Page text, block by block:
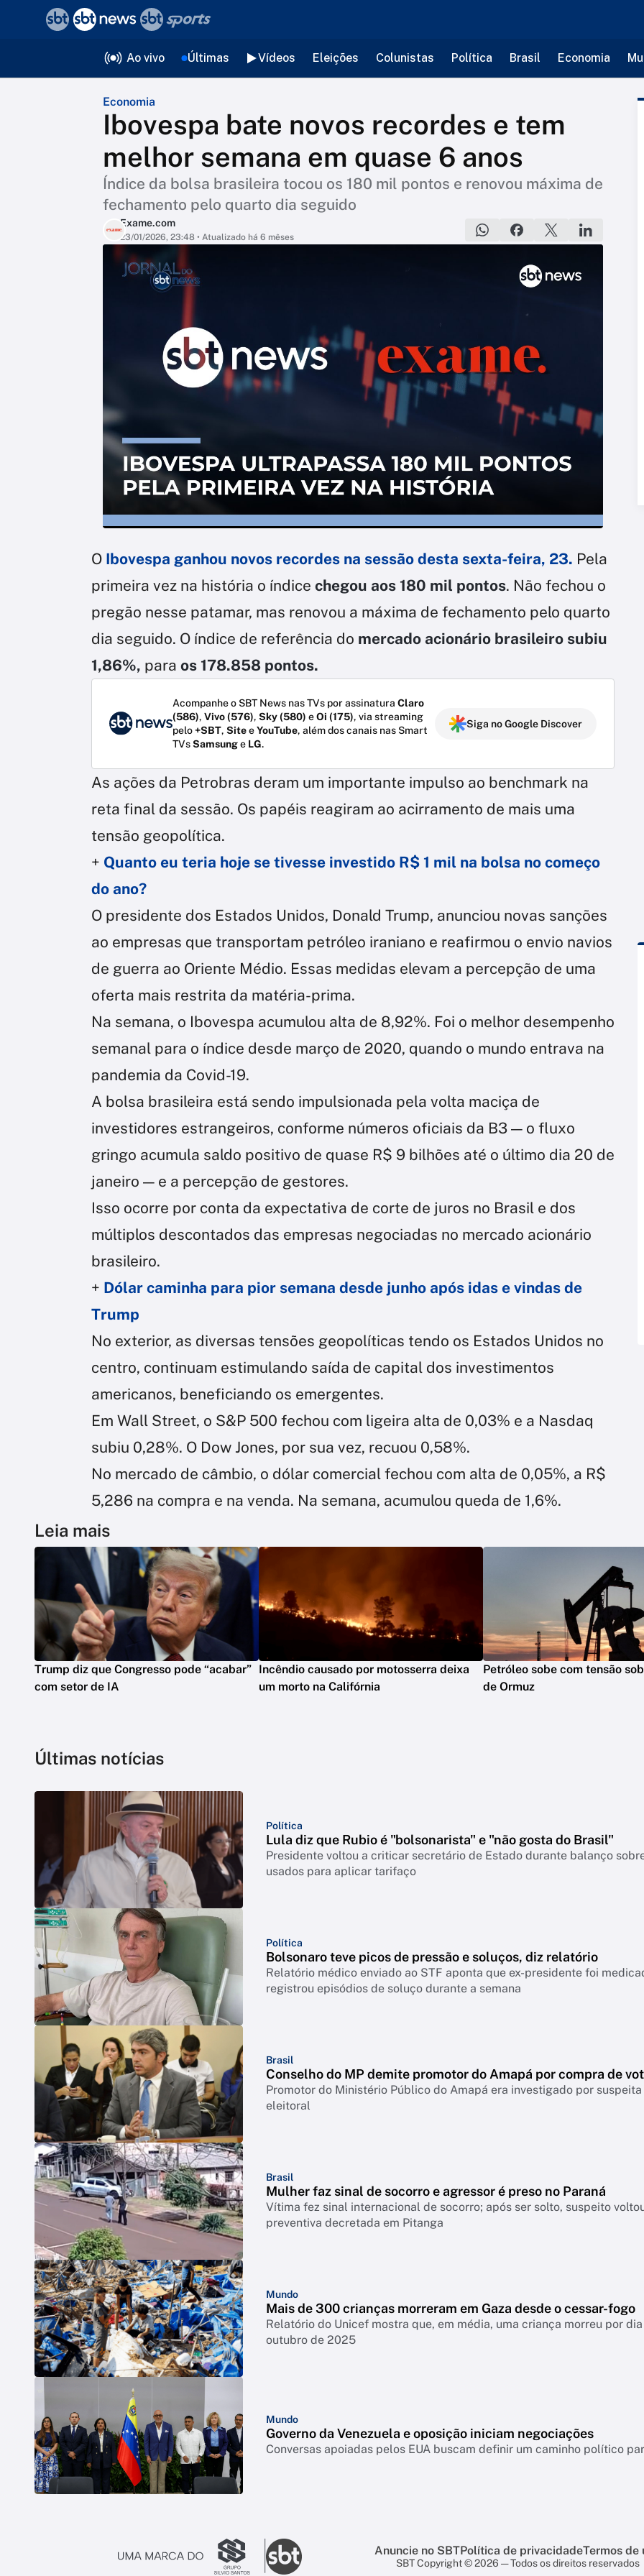
Ao vivo Últimas Vídeos Eleições Colunistas Política Brasil Economia
Economia
Ibovespa bate novos recordes e tem
melhor semana em quase 6 anos
Índice da bolsa brasileira tocou os 180 mil pontos e renovou máxima de
fechamento pelo quarto dia seguido
Exame.com
23/01/2026, 23:48 • Atualizado há 6 mêses
O Ibovespa ganhou novos recordes na sessão desta sexta-feira, 23. Pela
primeira vez na história o índice chegou aos 180 mil pontos. Não fechou o
pregão nesse patamar, mas renovou a máxima de fechamento pelo quarto
dia seguido. O índice de referência do mercado acionário brasileiro subiu
1,86%, para os 178.858 pontos.
Acompanhe o SBT News nas TVs por assinatura Claro
(586), Vivo (576), Sky (580) eOi (175), via streaming
pelo+SBT, SiteeYouTube, além dos canais nas Smart
TVsSamsunge LG.
Siga no Google Discover
As ações da Petrobras deram um importante impulso ao benchmark na
reta final da sessão. Os papéis reagiram ao acirramento de mais uma
tensão geopolítica.
+ Quanto eu teria hoje se tivesse investido R$ 1 mil na bolsa no começo
do ano?
O presidente dos Estados Unidos, Donald Trump, anunciou novas sanções
ao empresas que transportam petróleo iraniano e reafirmou o envio navios
de guerra ao Oriente Médio. Essas medidas elevam a percepção de uma
oferta mais restrita da matéria-prima.
Na semana, o Ibovespa acumulou alta de 8,92%. Foi o melhor desempenho
semanal para o índice desde março de 2020, quando o mundo entrava na
pandemia da Covid-19.
A bolsa brasileira está sendo impulsionada pela volta maciça de
investidores estrangeiros, conforme números oficiais da B3 — o fluxo
gringo acumula saldo positivo de quase R$ 9 bilhões até o último dia 20 de
janeiro — e a percepção de gestores.
Isso ocorre por conta da expectativa de corte de juros no Brasil e dos
múltiplos descontados das empresas negociadas no mercado acionário
brasileiro.
+ Dólar caminha para pior semana desde junho após idas e vindas de
Trump
No exterior, as diversas tensões geopolíticas tendo os Estados Unidos no
centro, continuam estimulando saída de capital dos investimentos
americanos, beneficiando os emergentes.
Em Wall Street, o S&P 500 fechou com ligeira alta de 0,03% e a Nasdaq
subiu 0,28%. O Dow Jones, por sua vez, recuou 0,58%.
No mercado de câmbio, o dólar comercial fechou com alta de 0,05%, a R$
5,286 na compra e na venda. Na semana, acumulou queda de 1,6%.
Leia mais
Trump diz que Congresso pode “acabar”
com setor de IA
Incêndio causado por motosserra deixa
um morto na Califórnia
Petróleo sobe com tensão
de Ormuz
Últimas notícias
Política
Lula diz que Rubio é "bolsonarista" e "não gosta do Brasil"
Presidente voltou a criticar secretário de Estado durante balanço
usados para aplicar tarifaço
Política
Bolsonaro teve picos de pressão e soluços, diz relatório
Relatório médico enviado ao STF aponta que ex-presidente foi
registrou episódios de soluço durante a semana
Brasil
Conselho do MP demite promotor do Amapá por compra de
Promotor do Ministério Público do Amapá era investigado por
eleitoral
Brasil
Mulher faz sinal de socorro e agressor é preso no Paraná
Vítima fez sinal internacional de socorro; após ser solto, suspeito
preventiva decretada em Pitanga
Mundo
Mais de 300 crianças morreram em Gaza desde o cessar-fogo
Relatório do Unicef mostra que, em média, uma criança morreu por
outubro de 2025
Mundo
Governo da Venezuela e oposição iniciam negociações
Conversas apoiadas pelos EUA buscam definir um caminho político
Anuncie no SBTPolítica de privacidadeTermos de
SBT Copyright © 2026 — Todos os direitos reservados
voltar
Editorias